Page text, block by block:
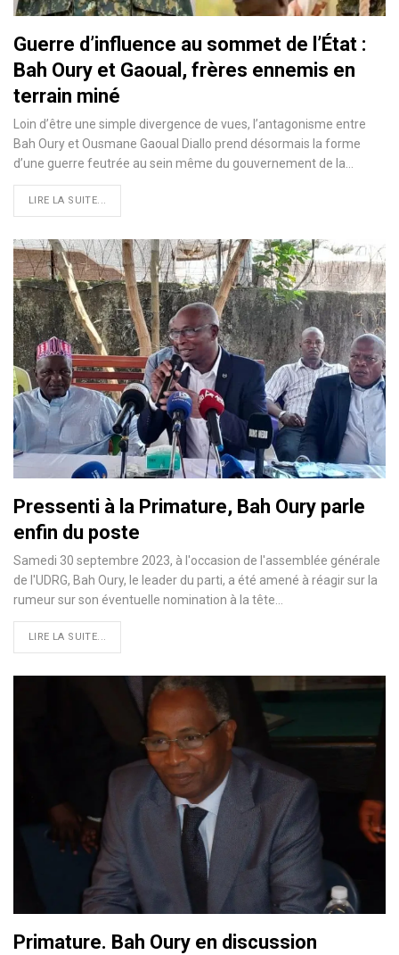
Guerre d’influence au sommet de l’État :
Bah Oury et Gaoual, frères ennemis en
terrain miné
Loin d’être une simple divergence de vues, l’antagonisme entre
Bah Oury et Ousmane Gaoual Diallo prend désormais la forme
d’une guerre feutrée au sein même du gouvernement de la…
LIRE LA SUITE...
Pressenti à la Primature, Bah Oury parle
enfin du poste
Samedi 30 septembre 2023, à l'occasion de l'assemblée générale
de l'UDRG, Bah Oury, le leader du parti, a été amené à réagir sur la
rumeur sur son éventuelle nomination à la tête…
LIRE LA SUITE...
Primature. Bah Oury en discussion